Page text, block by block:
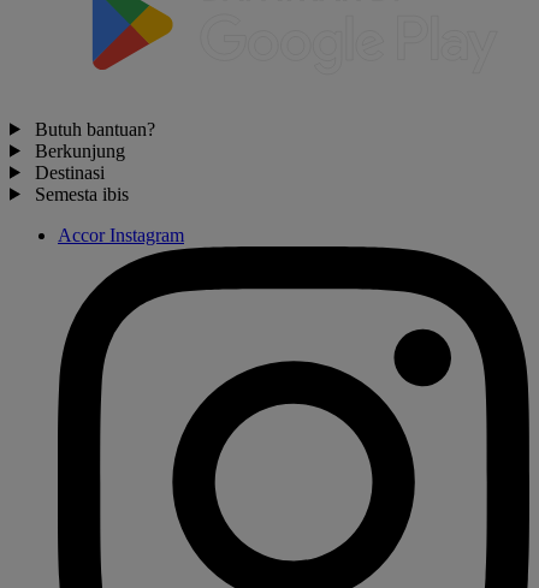
Butuh bantuan?
Berkunjung
Destinasi
Semesta ibis
Accor Instagram